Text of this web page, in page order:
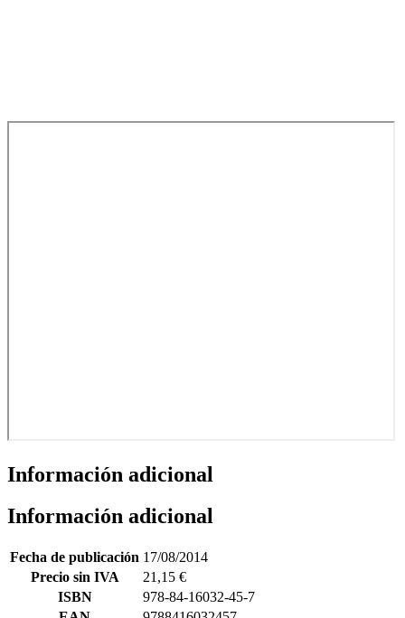
Información adicional
Información adicional
Fecha de publicación 17/08/2014
Precio sin IVA
21,15 €
ISBN
978-84-16032-45-7